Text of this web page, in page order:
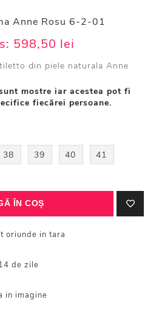
Anne Rosu 6-2-01
598,50 lei
din piele naturala Anne
mostre iar acestea pot fi
fiecărei persoane.
38 39 40 41
oriunde in tara
de zile
in imagine